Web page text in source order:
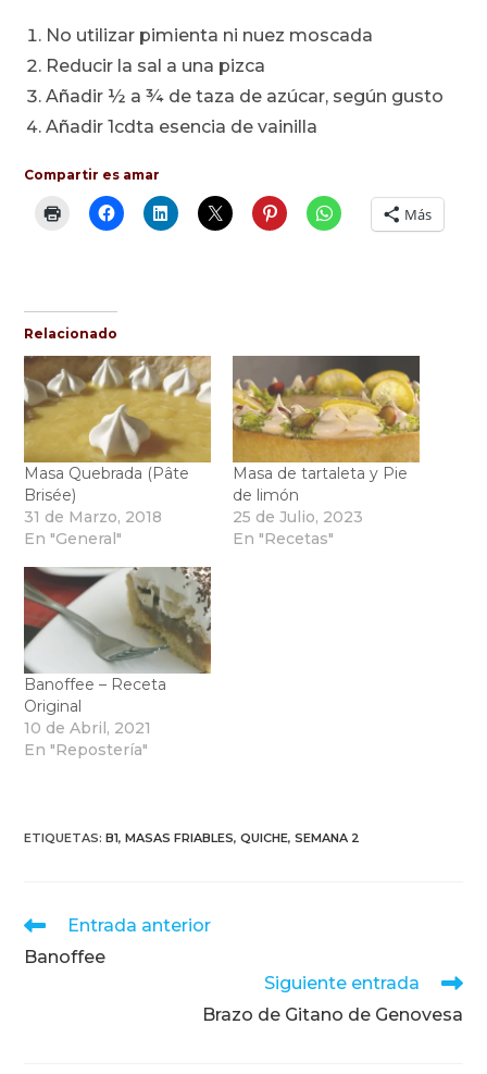
No utilizar pimienta ni nuez moscada
Reducir la sal a una pizca
Añadir ½ a ¾ de taza de azúcar, según gusto
Añadir 1cdta esencia de vainilla
Compartir es amar
Más
Relacionado
Masa Quebrada (Pâte
Brisée)
31 de Marzo, 2018
En "General"
Masa de tartaleta y Pie
de limón
25 de Julio, 2023
En "Recetas"
Banoffee – Receta
Original
10 de Abril, 2021
En "Repostería"
ETIQUETAS:B1, MASAS FRIABLES, QUICHE, SEMANA 2
Leer
artículos
Entrada anterior
Banoffee
Siguiente entrada
Brazo de Gitano de Genovesa